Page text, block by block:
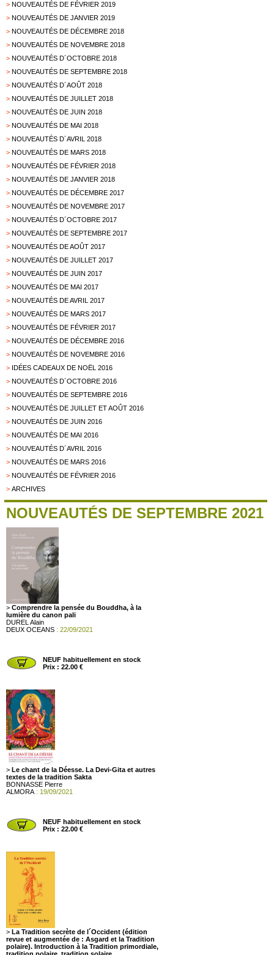
> NOUVEAUTÉS DE FÉVRIER 2019
> NOUVEAUTÉS DE JANVIER 2019
> NOUVEAUTÉS DE DÉCEMBRE 2018
> NOUVEAUTÉS DE NOVEMBRE 2018
> NOUVEAUTÉS D´OCTOBRE 2018
> NOUVEAUTÉS DE SEPTEMBRE 2018
> NOUVEAUTÉS D´AOÛT 2018
> NOUVEAUTÉS DE JUILLET 2018
> NOUVEAUTÉS DE JUIN 2018
> NOUVEAUTÉS DE MAI 2018
> NOUVEAUTÉS D´AVRIL 2018
> NOUVEAUTÉS DE MARS 2018
> NOUVEAUTÉS DE FÉVRIER 2018
> NOUVEAUTÉS DE JANVIER 2018
> NOUVEAUTÉS DE DÉCEMBRE 2017
> NOUVEAUTÉS DE NOVEMBRE 2017
> NOUVEAUTÉS D´OCTOBRE 2017
> NOUVEAUTÉS DE SEPTEMBRE 2017
> NOUVEAUTÉS DE AOÛT 2017
> NOUVEAUTÉS DE JUILLET 2017
> NOUVEAUTÉS DE JUIN 2017
> NOUVEAUTÉS DE MAI 2017
> NOUVEAUTÉS DE AVRIL 2017
> NOUVEAUTÉS DE MARS 2017
> NOUVEAUTÉS DE FÉVRIER 2017
> NOUVEAUTÉS DE DÉCEMBRE 2016
> NOUVEAUTÉS DE NOVEMBRE 2016
> IDÉES CADEAUX DE NOËL 2016
> NOUVEAUTÉS D´OCTOBRE 2016
> NOUVEAUTÉS DE SEPTEMBRE 2016
> NOUVEAUTÉS DE JUILLET ET AOÛT 2016
> NOUVEAUTÉS DE JUIN 2016
> NOUVEAUTÉS DE MAI 2016
> NOUVEAUTÉS D´AVRIL 2016
> NOUVEAUTÉS DE MARS 2016
> NOUVEAUTÉS DE FÉVRIER 2016
> ARCHIVES
NOUVEAUTÉS DE SEPTEMBRE 2021
> Comprendre la pensée du Bouddha, à la
lumière du canon pali
DUREL Alain
DEUX OCEANS : 22/09/2021
NEUF habituellement en stock
Prix : 22.00 €
> Le chant de la Déesse. La Devi-Gita et autres
textes de la tradition Sakta
BONNASSE Pierre
ALMORA : 19/09/2021
NEUF habituellement en stock
Prix : 22.00 €
> La Tradition secrète de l´Occident (édition
revue et augmentée de : Asgard et la Tradition
polaire). Introduction à la Tradition primordiale,